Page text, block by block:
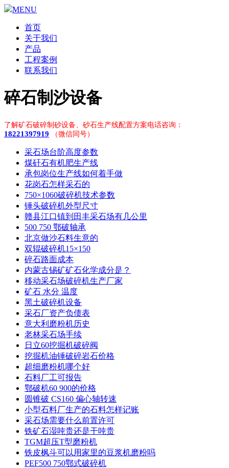
MENU
首页
关于我们
产品
工程案例
联系我们
碎石制沙设备
了解矿石破碎制砂设备、砂石生产线配置方案电话咨询：
18221397919 （微信同号）
采石场台阶高度参数
煤矸石有机肥生产线
承包岗位生产线如何着手做
花岗石怎样采石的
750×1060破碎机技术参数
锤头破碎机外型尺寸
赣县江口镇到田丰采石场有几公里
500 750 鄂破轴承
北京做沙石料生意的
双辊破碎机15×150
碎石路面成本
内蒙古锡矿矿石化学成分是？
移动采石场破碎机生产厂家
矿石 水分 温度
黑土破碎机设备
采石厂资产负债表
意大利磨粉机历史
老林采石场手续
日立60挖掘机破碎阀
挖掘机油锤破碎岩石价格
超细磨粉机哪个好
石料厂工可报告
鄂破机60 900的价格
圆锥破 CS160 偏心轴转速
小型石料厂生产的石料怎样记账
采石场需要什么前置许可
铁矿石湿吨贵还是干吨贵
TGM超压T型磨粉机
铁皮枫斗可以用家里的豆浆机磨粉吗
PEF500 750鄂式破碎机